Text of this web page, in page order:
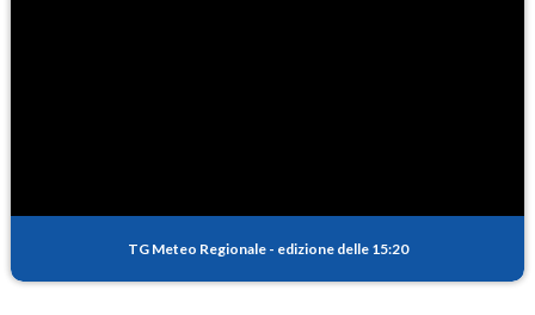
TG Meteo Regionale - edizione delle 15:20